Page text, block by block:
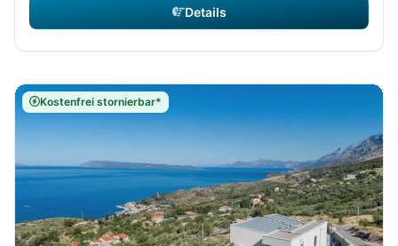
Details
Kostenfrei stornierbar*